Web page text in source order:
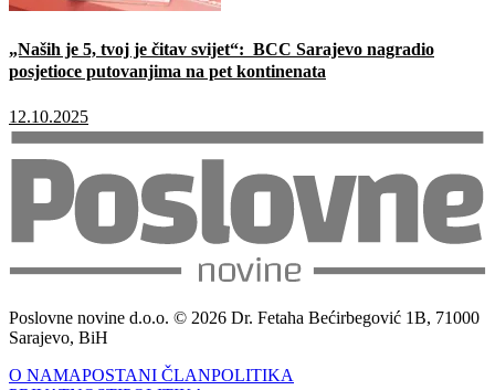
„Naših je 5, tvoj je čitav svijet“: BCC Sarajevo nagradio
posjetioce putovanjima na pet kontinenata
12.10.2025
Poslovne novine d.o.o. © 2026 Dr. Fetaha Bećirbegović 1B, 71000
Sarajevo, BiH
O NAMAPOSTANI ČLANPOLITIKA